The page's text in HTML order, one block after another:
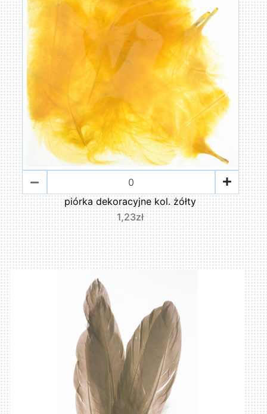
piórka dekoracyjne kol. żółty
1,23zł